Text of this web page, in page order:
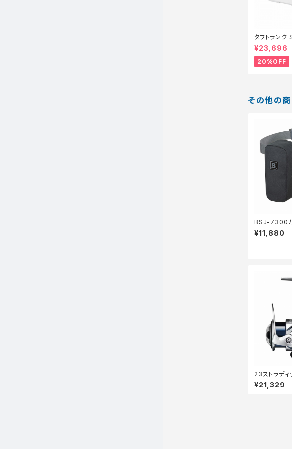
タフトランク
備】【20】
¥23,696
20%OFF
その他の商
BSJ-7300カ
グアBK
¥11,880
23ストラデ
セール_リール
¥21,329